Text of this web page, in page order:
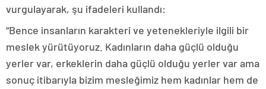
vurgulayarak, şu ifadeleri kullandı:
“Bence insanların karakteri ve yetenekleriyle ilgili bir
meslek yürütüyoruz. Kadınların daha güçlü olduğu
yerler var, erkeklerin daha güçlü olduğu yerler var ama
sonuç itibarıyla bizim mesleğimiz hem kadınlar hem de